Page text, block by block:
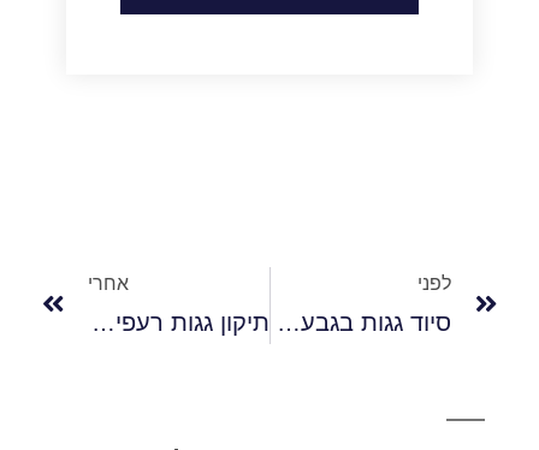
לפני
סיוד גגות בגבעתיים
אחרי
תיקון גגות רעפים בגבעתיים